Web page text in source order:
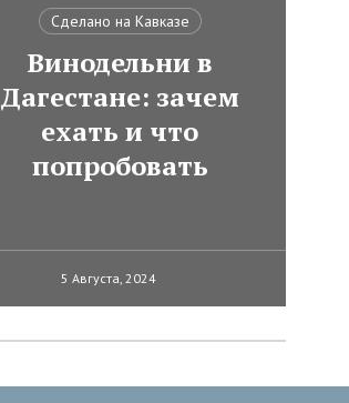
Сделано на Кавказе
Винодельни в
Дагестане: зачем
ехать и что
попробовать
5 Августа, 2024